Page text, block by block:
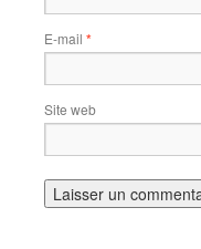
E-mail *
Site web